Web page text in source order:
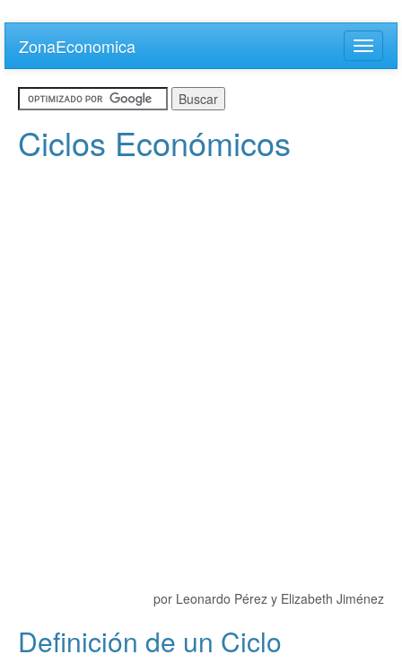
main
content
ZonaEconomica
Toggle
Ciclos Económicos
por Leonardo Pérez y Elizabeth Jiménez
Definición de un Ciclo